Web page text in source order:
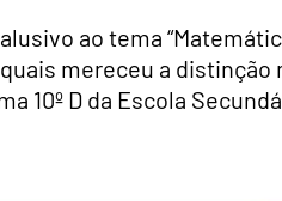
ao tema
mereceu a distinção
10º D da Escola